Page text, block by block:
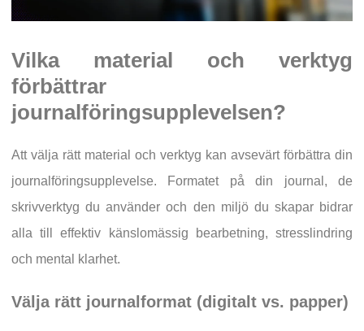
Vilka material och verktyg
förbättrar
journalföringsupplevelsen?
Att välja rätt material och verktyg kan avsevärt förbättra din
journalföringsupplevelse. Formatet på din journal, de
skrivverktyg du använder och den miljö du skapar bidrar
alla till effektiv känslomässig bearbetning, stresslindring
och mental klarhet.
Välja rätt journalformat (digitalt vs. papper)